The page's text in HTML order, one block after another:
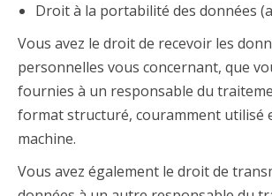
Droit à la portabilité des données
Vous avez le droit de recevoir les
personnelles vous concernant, que
fournies à un responsable du
format structuré, couramment utilisé
machine.
Vous avez également le droit de